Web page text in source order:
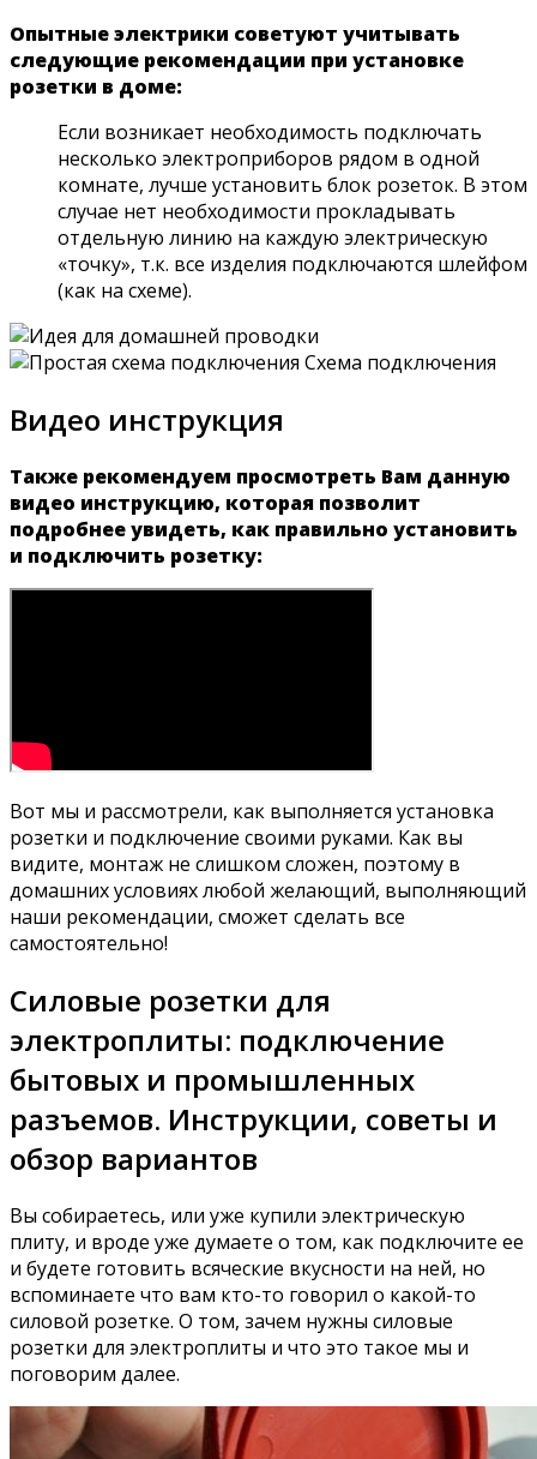
Опытные электрики советуют учитывать
следующие рекомендации при установке
розетки в доме:
Если возникает необходимость подключать
несколько электроприборов рядом в одной
комнате, лучше установить блок розеток. В этом
случае нет необходимости прокладывать
отдельную линию на каждую электрическую
«точку», т.к. все изделия подключаются шлейфом
(как на схеме).
Схема подключения
Видео инструкция
Также рекомендуем просмотреть Вам данную
видео инструкцию, которая позволит
подробнее увидеть, как правильно установить
и подключить розетку:
Вот мы и рассмотрели, как выполняется установка
розетки и подключение своими руками. Как вы
видите, монтаж не слишком сложен, поэтому в
домашних условиях любой желающий, выполняющий
наши рекомендации, сможет сделать все
самостоятельно!
Силовые розетки для
электроплиты: подключение
бытовых и промышленных
разъемов. Инструкции, советы и
обзор вариантов
Вы собираетесь, или уже купили электрическую
плиту, и вроде уже думаете о том, как подключите ее
и будете готовить всяческие вкусности на ней, но
вспоминаете что вам кто-то говорил о какой-то
силовой розетке. О том, зачем нужны силовые
розетки для электроплиты и что это такое мы и
поговорим далее.